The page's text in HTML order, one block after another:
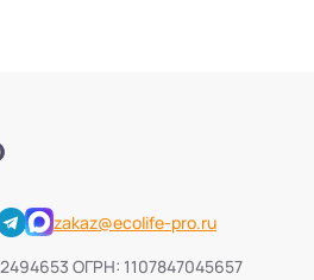
zakaz@ecolife-pro.ru
ОГРН: 1107847045657